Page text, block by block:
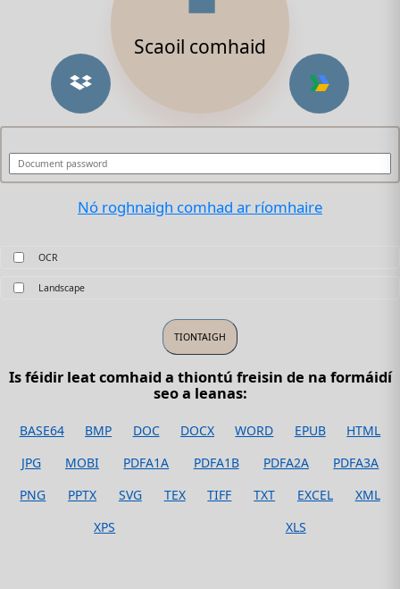
Scaoil comhaid
Nó roghnaigh comhad ar ríomhaire
OCR
Landscape
Is féidir leat comhaid a thiontú freisin de na formáidí
seo a leanas:
BASE64 BMP DOC DOCX WORD EPUB
HTML
JPG
MOBI PDFA1A PDFA1B PDFA2A
PDFA3A
PNG
PPTX SVG TEX TIFF TXT EXCEL
XML
XPS
XLS